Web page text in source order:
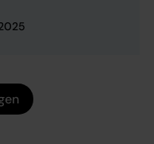
bygga upp
framtidens